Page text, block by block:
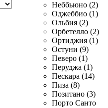
Неббьюно (2)
Оджеббио (1)
Ольбия (2)
Орбетелло (2)
Ортиджия (1)
Остуни (9)
Певеро (1)
Перуджа (1)
Пескара (14)
Пиза (8)
Позитано (3)
Порто Санто